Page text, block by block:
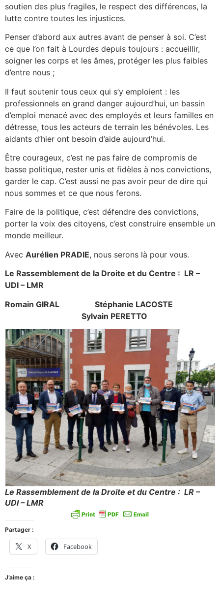
soutien des plus fragiles, le respect des différences, la
lutte contre toutes les injustices.
Penser d’abord aux autres avant de penser à soi. C’est
ce que l’on fait à Lourdes depuis toujours : accueillir,
soigner les corps et les âmes, protéger les plus faibles
d’entre nous ;
Il faut soutenir tous ceux qui s’y emploient : les
professionnels en grand danger aujourd’hui, un bassin
d’emploi menacé avec des employés et leurs familles en
détresse, tous les acteurs de terrain les bénévoles. Les
aidants d’hier ont besoin d’aide aujourd’hui.
Être courageux, c’est ne pas faire de compromis de
basse politique, rester unis et fidèles à nos convictions,
garder le cap. C’est aussi ne pas avoir peur de dire qui
nous sommes et ce que nous ferons.
Faire de la politique, c’est défendre des convictions,
porter la voix des citoyens, c’est construire ensemble un
monde meilleur.
Avec Aurélien PRADIE, nous serons là pour vous.
Le Rassemblement de la Droite et du Centre : LR –
UDI – LMR
Romain GIRAL Stéphanie LACOSTE
Sylvain PERETTO
Le Rassemblement de la Droite et du Centre : LR –
UDI – LMR
Partager :
X Facebook
J’aime ça :